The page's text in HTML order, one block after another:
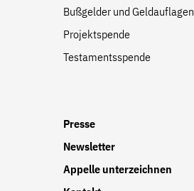
Bußgelder und Geldauflagen
Projektspende
Testamentsspende
Presse
Newsletter
Appelle unterzeichnen